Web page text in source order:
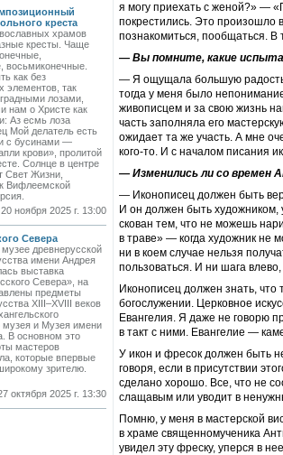
креста
храмов
кресты. Чаще
восьмиконечные.
как без
элементов, так
лозами,
нам о Христе как
Аз есмь лоза
Мой делатель есть
с бусинами —
крови», пролитой
Солнце в центре
Свет Жизни,
Вифлеемской
20 ноября 2025 г. 13:00
Севера
древнерусской
имени Андрея
выставка
Севера», на
предметы
XIII–XVIII веков
музея и Музея имени
В основном это
мастеров
которые впервые
зрителю.
октября 2025 г. 13:30
я могу приехать с женой?» —
покрестились. Это произошло
познакомиться, пообщаться. В
— Вы помните, какие
— Я ощущала большую
тогда у меня было
живописцем и за свою жизнь
часть заполняла его
ожидает та же участь. А мне
кого-то. И с началом писания
— Изменились ли со времен
— Иконописец должен быть
И он должен быть художником,
скован тем, что не можешь
в траве» — когда художник не
ни в коем случае нельзя
пользоваться. И ни шага
Иконописец должен знать, что
богослужении. Церковное
Евангелия. Я даже не говорю
в такт с ними. Евангелие —
У икон и фресок должен быть
говоря, если в присутствии
сделано хорошо. Все, что не
слащавым или уводит в
Помню, у меня в мастерской
в храме священномученика
увидел эту фреску, уперся в